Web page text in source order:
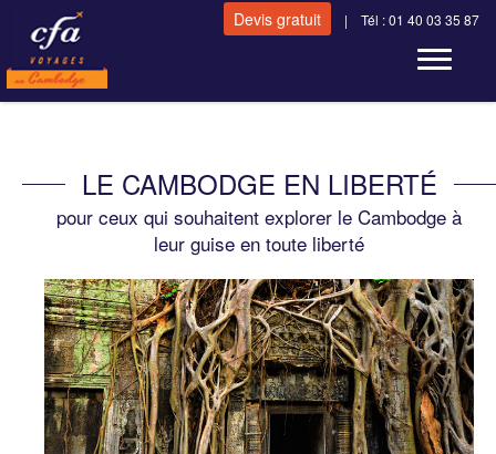
Devis gratuit | Tél : 01 40 03 35 87
Toggle
LE CAMBODGE EN LIBERTÉ
pour ceux qui souhaitent explorer le Cambodge à
leur guise en toute liberté